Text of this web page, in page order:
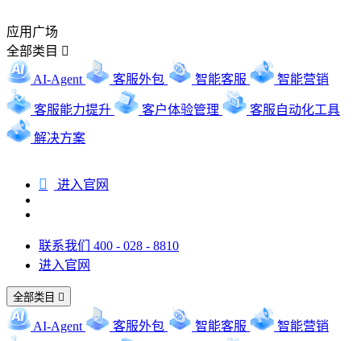
应用广场
全部类目 
AI-Agent 客服外包 智能客服 智能营销
客服能力提升 客户体验管理 客服自动化工具
解决方案
 进入官网
联系我们 400 - 028 - 8810
进入官网
全部类目 
AI-Agent 客服外包 智能客服 智能营销